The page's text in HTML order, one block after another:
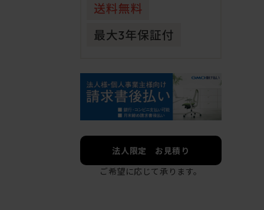
法人限定 お見積り
ご希望に応じて承ります。